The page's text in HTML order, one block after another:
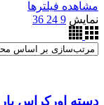
مشاهده فیلترها
نمایش 9
24
36
دسته اورکراس